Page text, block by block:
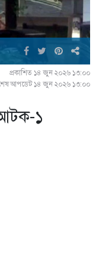
প্রকাশিত ১৪ জুন ২০২৬ ১৩:০০
আপডেট ১৪ জুন ২০২৬ ১৩:০০
১